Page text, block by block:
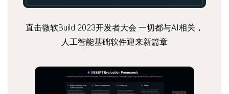
直击微软Build 2023开发者大会 一切都与AI相关，
人工智能基础软件迎来新篇章